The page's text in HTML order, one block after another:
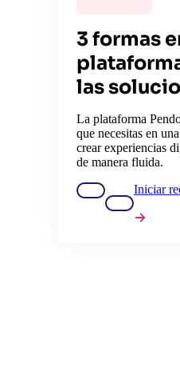
3 formas
las
La plataforma
que necesitas en
crear experiencias
de manera fluida.
Iniciar